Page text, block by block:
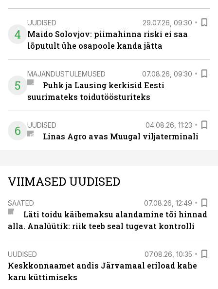
4
UUDISED 29.07.26, 09:30
Maido Solovjov: piimahinna riski ei saa
lõputult ühe osapoole kanda jätta
5
MAJANDUSTULEMUSED 07.08.26, 09:30
Puhk ja Lausing kerkisid Eesti
suurimateks toidutöösturiteks
6 UUDISED 04.08.26, 11:23
Linas Agro avas Muugal viljaterminali
VIIMASED UUDISED
SAATED 07.08.26, 12:49
Läti toidu käibemaksu alandamine tõi hinnad
alla. Analüütik: riik teeb seal tugevat kontrolli
UUDISED 07.08.26, 10:35
Keskkonnaamet andis Järvamaal eriload kahe
karu küttimiseks